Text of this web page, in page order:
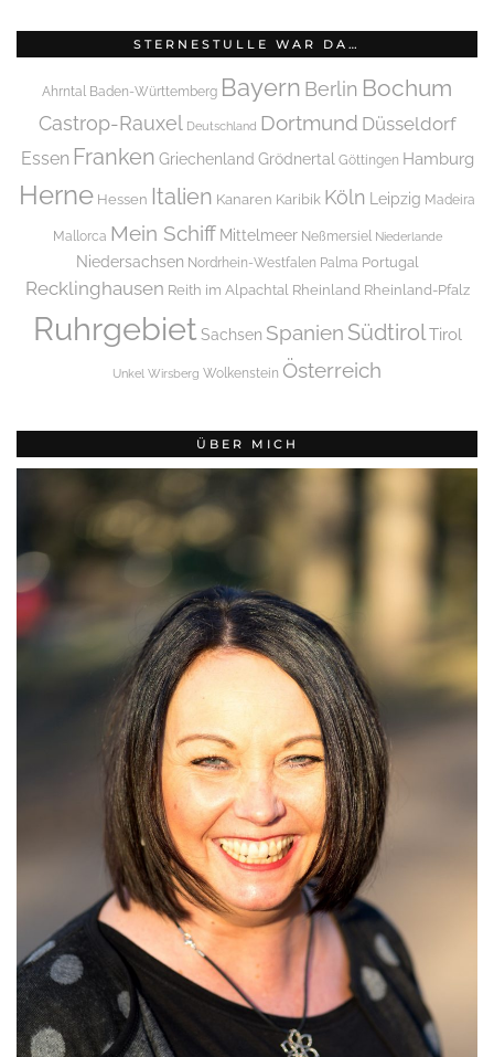
STERNESTULLE WAR DA…
Ahrntal Baden-Württemberg Bayern Berlin Bochum
Castrop-Rauxel Deutschland Dortmund Düsseldorf
Essen Franken Griechenland Grödnertal Göttingen Hamburg
Herne Hessen Italien Kanaren Karibik Köln Leipzig Madeira
Mallorca Mein Schiff Mittelmeer Neßmersiel Niederlande
Niedersachsen Nordrhein-Westfalen Palma Portugal
Recklinghausen Reith im Alpachtal Rheinland Rheinland-Pfalz
Ruhrgebiet Sachsen Spanien SüdtirolTirol
Unkel Wirsberg Wolkenstein Österreich
ÜBER MICH